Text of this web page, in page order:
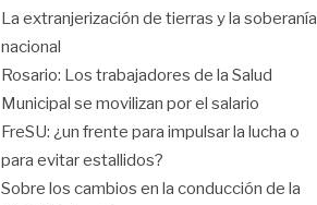
La extranjerización de tierras y la soberanía
nacional
Rosario: Los trabajadores de la Salud
Municipal se movilizan por el salario
FreSU: ¿un frente para impulsar la lucha o
para evitar estallidos?
Sobre los cambios en la conducción de la